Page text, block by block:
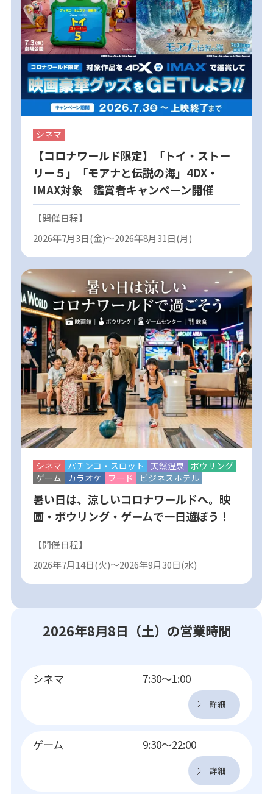
シネマ
【コロナワールド限定】「トイ・ストー
リー５」「モアナと伝説の海」4DX・
IMAX対象 鑑賞者キャンペーン開催
【開催日程】
2026年7月3日(金)～2026年8月31日(月)
シネマ パチンコ・スロット 天然温泉 ボウリング
ゲーム カラオケ フード ビジネスホテル
暑い日は、涼しいコロナワールドへ。映
画・ボウリング・ゲームで一日遊ぼう！
【開催日程】
2026年7月14日(火)～2026年9月30日(水)
2026年8月8日（土）の営業時間
シネマ 7:30～1:00
詳細
ゲーム 9:30～22:00
詳細